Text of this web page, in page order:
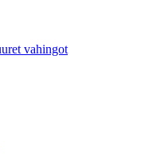
vahingot